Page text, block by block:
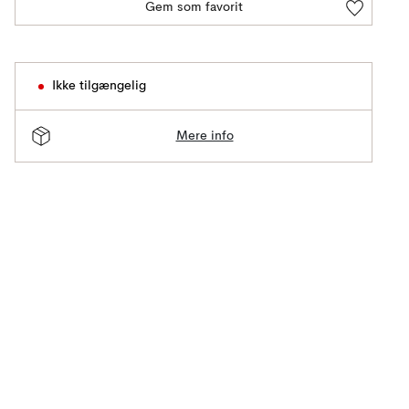
Gem som favorit
Ikke tilgængelig
Mere info